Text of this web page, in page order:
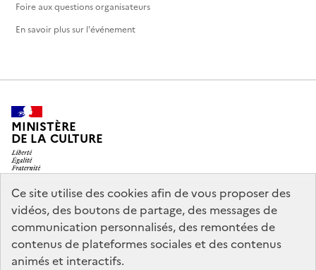
Ce site utilise des cookies afin de vous proposer des
vidéos, des boutons de partage, des messages de
communication personnalisés, des remontées de
contenus de plateformes sociales et des contenus
animés et interactifs.
Foire aux questions organisateurs
En savoir plus sur l'événement
MINISTÈRE
DE LA CULTURE
legifrance.gouv.fr
info.gouv.fr
service-public.gouv.fr
data.gouv.fr